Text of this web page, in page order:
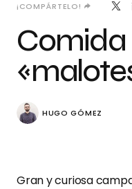
¡COMPÁRTELO!
Comida
HUGO GÓMEZ
Gran y curiosa